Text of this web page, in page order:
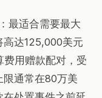
最适合需要最大
高达125,000美元
费用赠款配对，受
限通常在80万美